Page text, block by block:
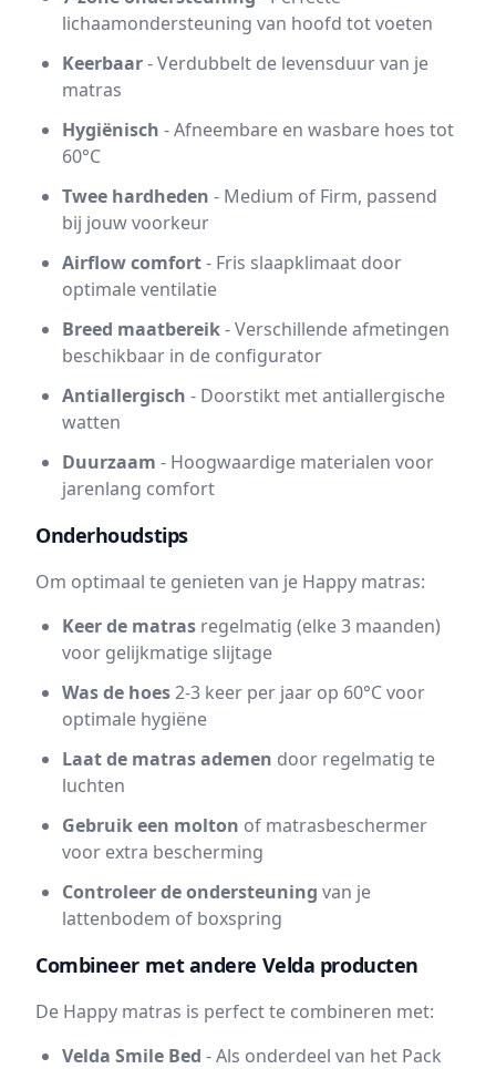
lichaamondersteuning van hoofd tot voeten
Keerbaar- Verdubbelt de levensduur van je
matras
Hygiënisch - Afneembare en wasbare hoes tot
60°C
Twee hardheden - Medium of Firm, passend
bij jouw voorkeur
Airflow comfort- Fris slaapklimaat door
optimale ventilatie
Breed maatbereik- Verschillende afmetingen
beschikbaar in de configurator
Antiallergisch - Doorstikt met antiallergische
watten
Duurzaam - Hoogwaardige materialen voor
jarenlang comfort
Onderhoudstips
Om optimaal te genieten van je Happy matras:
Keer de matras regelmatig (elke 3 maanden)
voor gelijkmatige slijtage
Was de hoes2-3 keer per jaar op 60°C voor
optimale hygiëne
Laat de matras ademen door regelmatig te
luchten
Gebruik een molton of matrasbeschermer
voor extra bescherming
Controleer de ondersteuning van je
lattenbodem of boxspring
Combineer met andere Velda producten
De Happy matras is perfect te combineren met:
Velda Smile Bed - Als onderdeel van het Pack